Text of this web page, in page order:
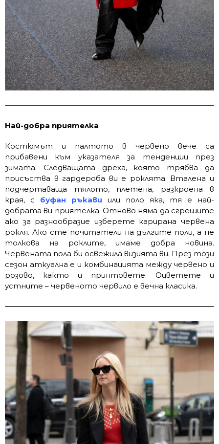
Най-добра приятелка
Костюмът и палтото в червено вече са
прибавени към указателя за тенденции през
зимата. Следващата дреха, която трябва да
присъства в гардероба ви е роклята. Вталена и
подчертаваща тялото, плетена, разкроена в
края, с буфан ръкави или поло яка, тя е най-
добрата ви приятелка. Отново няма да сгрешите
ако за разнообразие изберете карирана червена
рокля. Ако сте почитатели на дългите поли, а не
толкова на роклите, имаме добра новина.
Червената пола би освежила визията ви. През този
сезон аткуална е и комбинацията между червено и
розово, както и принтовете. Оцветете и
устните – червеното червило е вечна класика.